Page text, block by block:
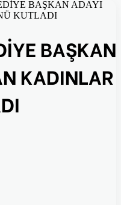
BAŞKAN ADAYI
KUTLADI
BAŞKAN
KADINLAR